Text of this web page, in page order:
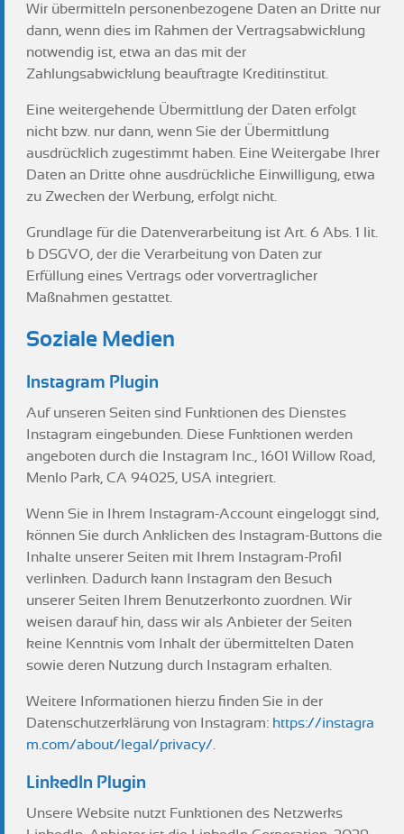
Wir übermitteln personenbezogene Daten an Dritte nur
dann, wenn dies im Rahmen der Vertragsabwicklung
notwendig ist, etwa an das mit der
Zahlungsabwicklung beauftragte Kreditinstitut.
Eine weitergehende Übermittlung der Daten erfolgt
nicht bzw. nur dann, wenn Sie der Übermittlung
ausdrücklich zugestimmt haben. Eine Weitergabe Ihrer
Daten an Dritte ohne ausdrückliche Einwilligung, etwa
zu Zwecken der Werbung, erfolgt nicht.
Grundlage für die Datenverarbeitung ist Art. 6 Abs. 1 lit.
b DSGVO, der die Verarbeitung von Daten zur
Erfüllung eines Vertrags oder vorvertraglicher
Maßnahmen gestattet.
Soziale Medien
Instagram Plugin
Auf unseren Seiten sind Funktionen des Dienstes
Instagram eingebunden. Diese Funktionen werden
angeboten durch die Instagram Inc., 1601 Willow Road,
Menlo Park, CA 94025, USA integriert.
Wenn Sie in Ihrem Instagram-Account eingeloggt sind,
können Sie durch Anklicken des Instagram-Buttons die
Inhalte unserer Seiten mit Ihrem Instagram-Profil
verlinken. Dadurch kann Instagram den Besuch
unserer Seiten Ihrem Benutzerkonto zuordnen. Wir
weisen darauf hin, dass wir als Anbieter der Seiten
keine Kenntnis vom Inhalt der übermittelten Daten
sowie deren Nutzung durch Instagram erhalten.
Weitere Informationen hierzu finden Sie in der
Datenschutzerklärung von Instagram: https://instagra
m.com/about/legal/privacy/.
LinkedIn Plugin
Unsere Website nutzt Funktionen des Netzwerks